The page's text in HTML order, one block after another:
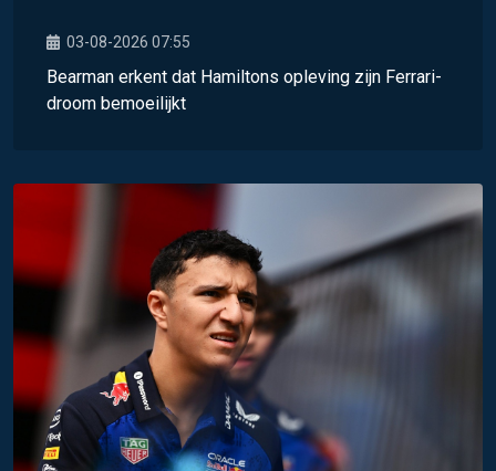
03-08-2026 07:55
Bearman erkent dat Hamiltons opleving zijn Ferrari-
droom bemoeilijkt